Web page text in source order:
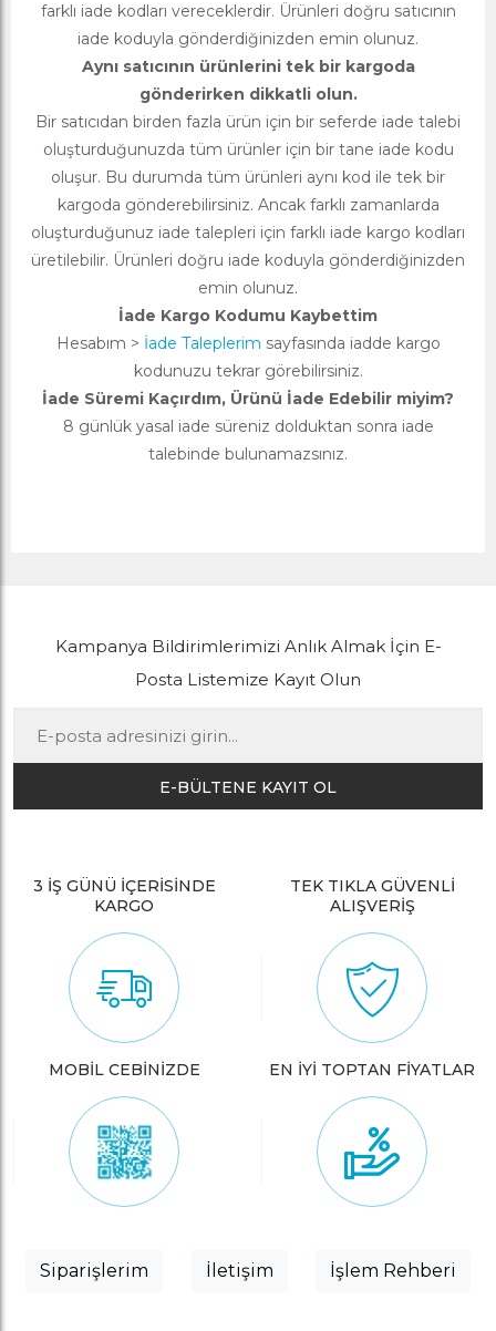
farklı iade kodları vereceklerdir. Ürünleri doğru satıcının
iade koduyla gönderdiğinizden emin olunuz.
Aynı satıcının ürünlerini tek bir kargoda
gönderirken dikkatli olun.
Bir satıcıdan birden fazla ürün için bir seferde iade talebi
oluşturduğunuzda tüm ürünler için bir tane iade kodu
oluşur. Bu durumda tüm ürünleri aynı kod ile tek bir
kargoda gönderebilirsiniz. Ancak farklı zamanlarda
oluşturduğunuz iade talepleri için farklı iade kargo kodları
üretilebilir. Ürünleri doğru iade koduyla gönderdiğinizden
emin olunuz.
İade Kargo Kodumu Kaybettim
Hesabım > İade Taleplerim sayfasında iadde kargo
kodunuzu tekrar görebilirsiniz.
İade Süremi Kaçırdım, Ürünü İade Edebilir miyim?
8 günlük yasal iade süreniz dolduktan sonra iade
talebinde bulunamazsınız.
Kampanya Bildirimlerimizi Anlık Almak İçin E-
Posta Listemize Kayıt Olun
E-BÜLTENE KAYIT OL
3 İŞ GÜNÜ İÇERİSİNDE
KARGO
TEK TIKLA GÜVENLİ
ALIŞVERİŞ
MOBİL CEBİNİZDE EN İYİ TOPTAN FİYATLAR
Siparişlerim İletişim İşlem Rehberi